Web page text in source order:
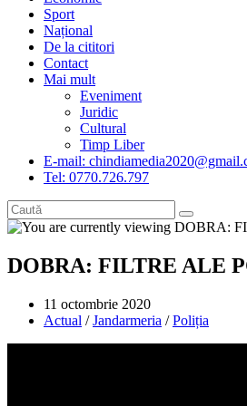
Sport
Național
De la cititori
Contact
Mai mult
Eveniment
Juridic
Cultural
Timp Liber
E-mail:
Tel: 0770.726.797
DOBRA: FILTRE ALE
Post
published:
11 octombrie 2020
Post
Actual / Jandarmeria / Poliția